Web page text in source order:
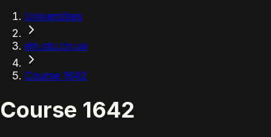
Universities
eln.stu.cn.ua
Course 1642
Course 1642